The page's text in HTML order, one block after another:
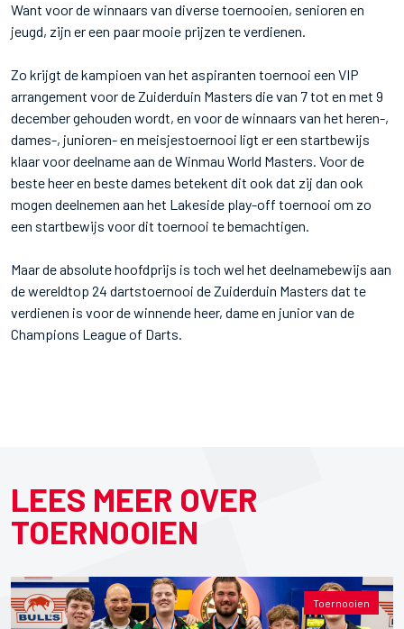
Want voor de winnaars van diverse toernooien, senioren en
jeugd, zijn er een paar mooie prijzen te verdienen.
Zo krijgt de kampioen van het aspiranten toernooi een VIP
arrangement voor de Zuiderduin Masters die van 7 tot en met 9
december gehouden wordt, en voor de winnaars van het heren-,
dames-, junioren- en meisjestoernooi ligt er een startbewijs
klaar voor deelname aan de Winmau World Masters. Voor de
beste heer en beste dames betekent dit ook dat zij dan ook
mogen deelnemen aan het Lakeside play-off toernooi om zo
een startbewijs voor dit toernooi te bemachtigen.
Maar de absolute hoofdprijs is toch wel het deelnamebewijs aan
de wereldtop 24 dartstoernooi de Zuiderduin Masters dat te
verdienen is voor de winnende heer, dame en junior van de
Champions League of Darts.
LEES MEER OVER
TOERNOOIEN
Toernooien